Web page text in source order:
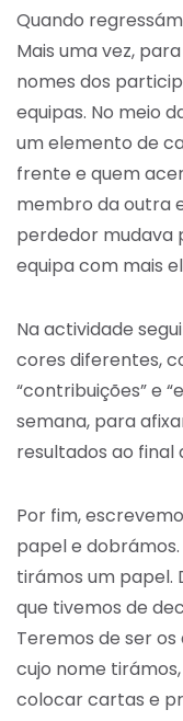
Quando
Mais uma vez,
nomes dos
equipas. No meio
um elemento de
frente e quem
membro da outra
perdedor mudava
equipa com mais
Na actividade
cores diferentes,
“contribuições” e
semana, para
resultados ao final
Por fim,
papel e
tirámos um papel.
que tivemos de
Teremos de ser
cujo nome
colocar cartas e